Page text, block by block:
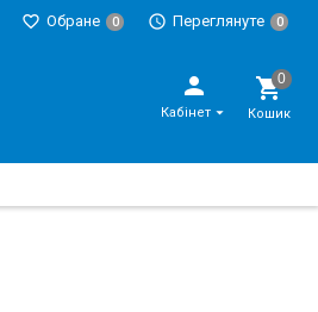
Обране 0 Переглянуте 0
Кабінет Кошик